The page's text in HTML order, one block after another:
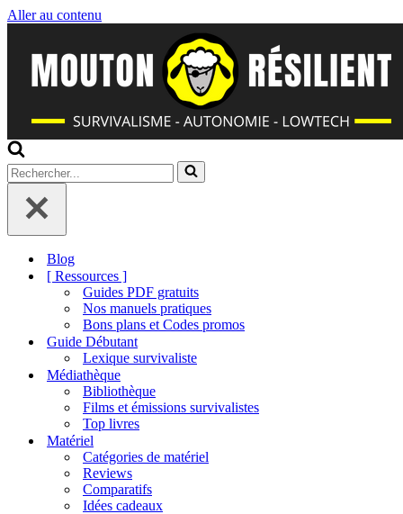
Aller au contenu
Rechercher...
Blog
[ Ressources ]
Guides PDF gratuits
Nos manuels pratiques
Bons plans et Codes promos
Guide Débutant
Lexique survivaliste
Médiathèque
Bibliothèque
Films et émissions survivalistes
Top livres
Matériel
Catégories de matériel
Reviews
Comparatifs
Idées cadeaux